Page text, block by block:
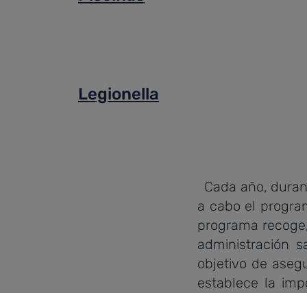
Legionella
Cada año,
a cabo el
programa
administración
objetivo de
establece la